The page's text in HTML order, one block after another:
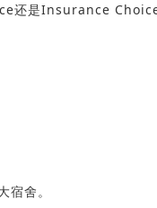
还是Insurance
舍。